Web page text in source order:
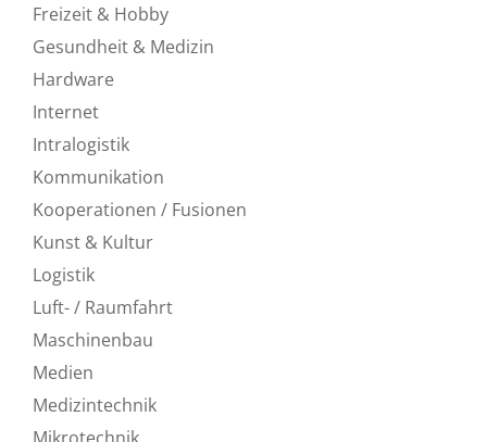
Freizeit & Hobby
Gesundheit & Medizin
Hardware
Internet
Intralogistik
Kommunikation
Kooperationen / Fusionen
Kunst & Kultur
Logistik
Luft- / Raumfahrt
Maschinenbau
Medien
Medizintechnik